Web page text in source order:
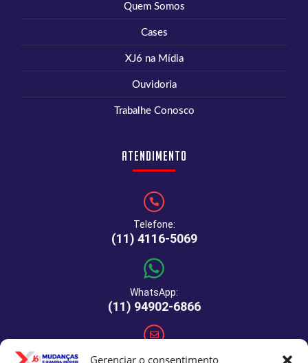
Gerenciar o consentimento
Quem Somos
Cases
XJ6 na Mídia
Ouvidoria
Trabalhe Conosco
Atendimento
Telefone:
(11) 4116-5069
WhatsApp:
(11) 94902-6866
E-mail: